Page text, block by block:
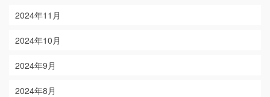
2024年11月
2024年10月
2024年9月
2024年8月